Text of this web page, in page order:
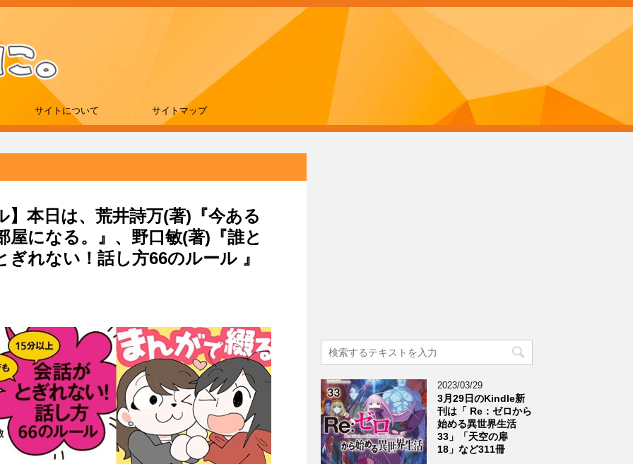
サイトについて サイトマップ
】本日は、荒井詩万(著)『今ある
屋になる。』、野口敏(著)『誰と
れない！話し方66のルール 』
2023/03/29
3月29日のKindle新
刊は「 Re：ゼロから
始める異世界生活
33」「天空の扉
18」など311冊